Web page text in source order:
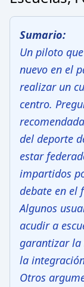
Sumario:
Un piloto
nuevo en el
realizar un
centro.
del deporte
estar
impartidos
debate en el
Algunos
acudir a
garantizar la
la
Otros